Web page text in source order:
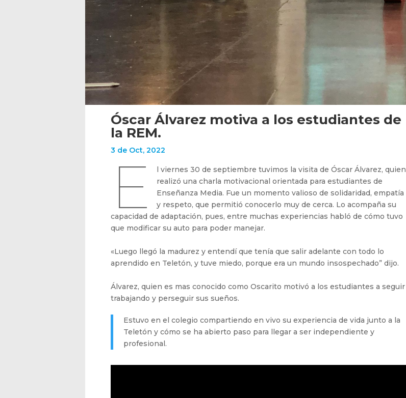
Óscar Álvarez motiva a los estudiantes de
la REM.
3 de Oct, 2022
E
l viernes 30 de septiembre tuvimos la visita de Óscar Álvarez, quien
realizó una charla motivacional orientada para estudiantes de
Enseñanza Media. Fue un momento valioso de solidaridad, empatía
y respeto, que permitió conocerlo muy de cerca. Lo acompaña su
capacidad de adaptación, pues, entre muchas experiencias habló de cómo tuvo
que modificar su auto para poder manejar.
«Luego llegó la madurez y entendí que tenía que salir adelante con todo lo
aprendido en Teletón, y tuve miedo, porque era un mundo insospechado” dijo.
Álvarez, quien es mas conocido como Oscarito motivó a los estudiantes a seguir
trabajando y perseguir sus sueños.
Estuvo en el colegio compartiendo en vivo su experiencia de vida junto a la
Teletón y cómo se ha abierto paso para llegar a ser independiente y
profesional.